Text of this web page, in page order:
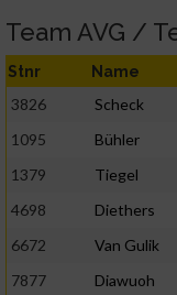
Team AVG /
Stnr Name
3826 Scheck
1095
Bühler
1379
Tiegel
4698
Diethers
6672
Van Gulik
7877
Diawuoh